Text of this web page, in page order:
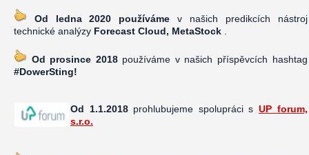
Od ledna 2020 používáme v našich predikcích nástroj
technické analýzy Forecast Cloud, MetaStock
Od prosince 2018používáme v našich příspěvcích hashtag
#DowerSting!
Od 1.1.2018prohlubujeme spolupráci sUP forum,
s.r.o.